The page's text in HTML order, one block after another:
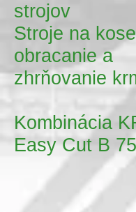
strojov
Stroje na
obracanie a
zhrňovanie
Kombinácia
Easy Cut B